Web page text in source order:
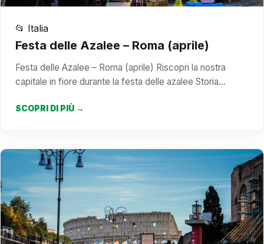
📂 Italia
Festa delle Azalee – Roma (aprile)
Festa delle Azalee – Roma (aprile) Riscopri la nostra
capitale in fiore durante la festa delle azalee Storia…
SCOPRI DI PIÙ →